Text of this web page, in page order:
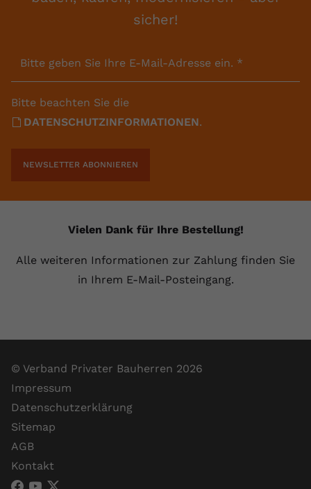
sicher!
Bitte geben Sie Ihre E-Mail-Adresse ein. *
Bitte beachten Sie die
DATENSCHUTZINFORMATIONEN.
NEWSLETTER ABONNIEREN
Vielen Dank für Ihre Bestellung!
Alle weiteren Informationen zur Zahlung finden Sie
in Ihrem E-Mail-Posteingang.
© Verband Privater Bauherren 2026
Impressum
Datenschutzerklärung
Sitemap
AGB
Kontakt